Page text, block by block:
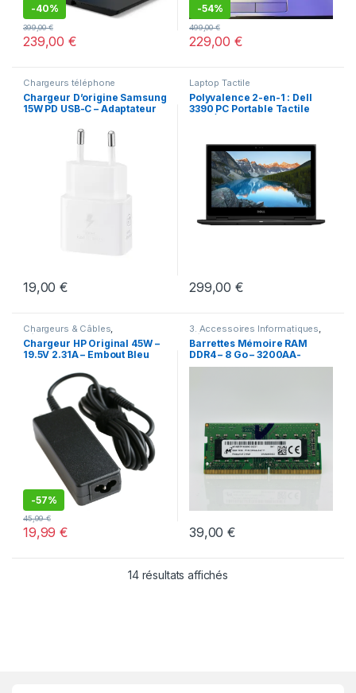
-40%
239,00€
399,00€
-54%
229,00€
499,00€
Chargeurs téléphone
Chargeur D’origine Samsung
15W PD USB-C – Adaptateur
Câble USB-C vers USB-C
(1m) – Blanc
19,00€
Laptop Tactile
Polyvalence 2-en-1 : Dell
3390 PC Portable Tactile
TactileCharnière 360° : Dell
3390 PC 2-en-1 pour travail
nomade
299,00€
Chargeurs & Câbles
Déstockage Promotions
Chargeur HP Original 45W –
19.5V 2.31A – Embout Bleu
-57%
19,99€
45,99€
3. Accessoires Informatiques
Déstockage Offres spéciales
Barrettes Mémoire RAM
DDR4 – 8 Go – 3200AA-
Micron – Pour PC Portable
39,00€
14 résultats affichés